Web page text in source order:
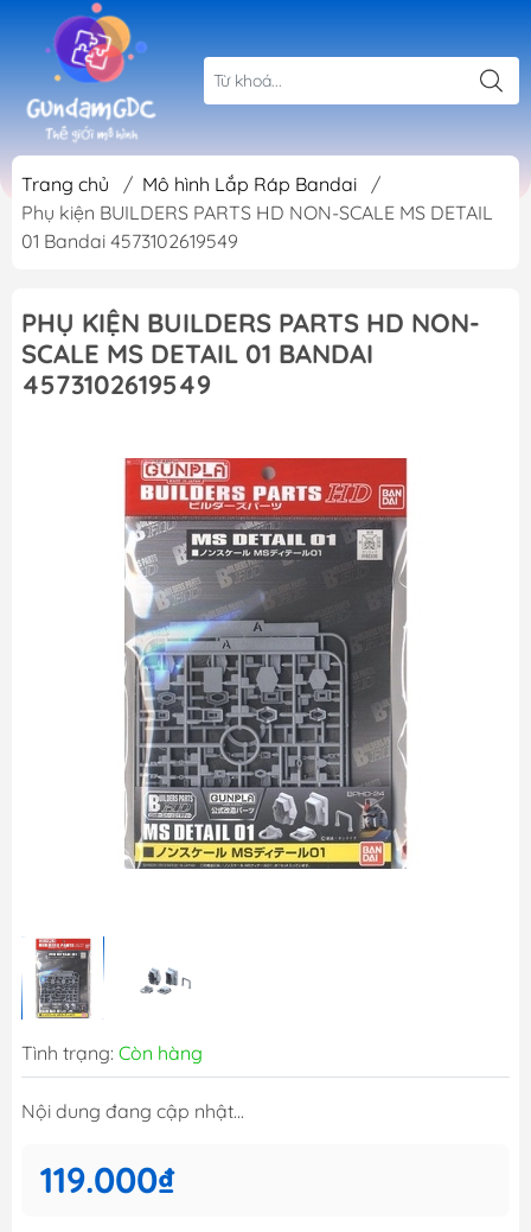
Trang chủ / Mô hình Lắp Ráp Bandai
/
Phụ kiện BUILDERS PARTS HD NON-SCALE MS DETAIL
01 Bandai 4573102619549
PHỤ KIỆN BUILDERS PARTS HD NON-
SCALE MS DETAIL 01 BANDAI
4573102619549
Tình trạng: Còn hàng
Nội dung đang cập nhật...
119.000₫